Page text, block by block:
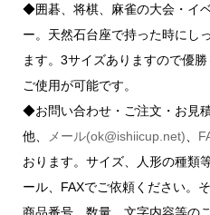
◆囲碁、将棋、麻雀の大会・イ
ー。天然石台座で持った時にし
ます。3サイズありますので優
ご使用が可能です。
◆お問い合わせ・ご注文・お見
他、
メール(ok@ishiicup.net)
おります。サイズ、人形の種類
ール、FAXでご依頼ください。